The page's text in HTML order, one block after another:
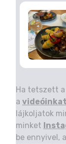
Ha tetszett a
a videóinkat
lájkoljatok
minket
be ennyivel,